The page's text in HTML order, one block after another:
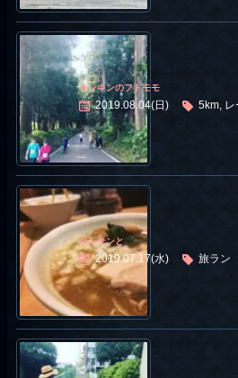
キンキンのフトモモ
2019.08.04(日) 5km, レ
サンサンと
2019.07.17(水) 旅ラン